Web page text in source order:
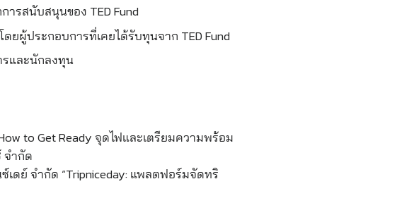
ารสนับสนุนของ TED Fund
ผู้ประกอบการที่เคยได้รับทุนจาก TED Fund
รและนักลงทุน
to Get Ready จุดไฟและเตรียมความพร้อม
ำกัด
ดย์ จำกัด “Tripniceday: แพลตฟอร์มจัดทริ